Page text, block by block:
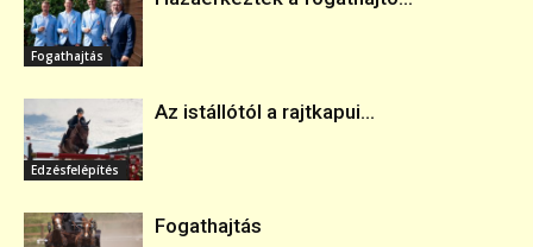
Fogathajtás
Edzésfelépítés
Az istállótól a rajtkapui...
Fogathajtás